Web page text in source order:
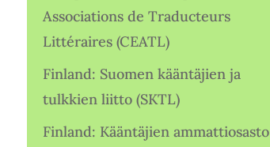
Associations de Traducteurs
Littéraires (CEATL)
Finland: Suomen kääntäjien ja
tulkkien liitto (SKTL)
Finland: Kääntäjien ammattiosasto